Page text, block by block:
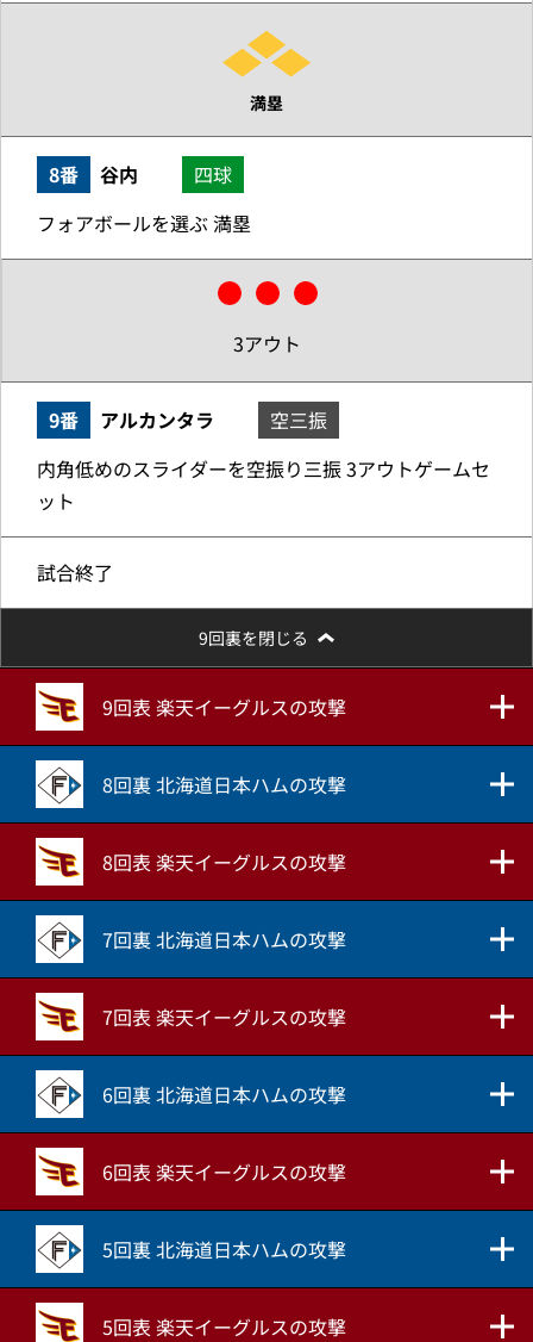
満塁
8番 谷内
四球
フォアボールを選ぶ 満塁
3アウト
9番 アルカンタラ
空三振
内角低めのスライダーを空振り三振 3アウトゲームセ
ット
試合終了
9回裏を閉じる
9回表 楽天イーグルスの攻撃
8回裏 北海道日本ハムの攻撃
8回表 楽天イーグルスの攻撃
7回裏 北海道日本ハムの攻撃
7回表 楽天イーグルスの攻撃
6回裏 北海道日本ハムの攻撃
6回表 楽天イーグルスの攻撃
5回裏 北海道日本ハムの攻撃
5回表 楽天イーグルスの攻撃